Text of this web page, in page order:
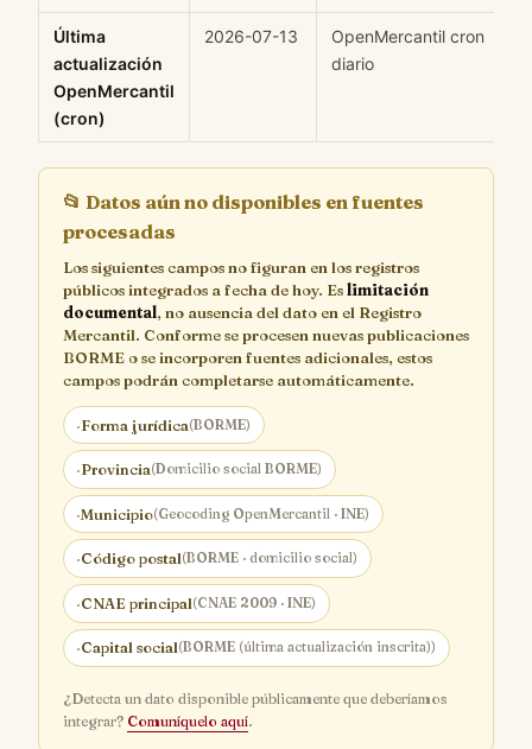
Última
actualización
OpenMercantil
(cron)
2026-07-13
OpenMercantil cron
diario
📂 Datos aún no disponibles en fuentes
procesadas
Los siguientes campos no figuran en los registros
públicos integrados a fecha de hoy. Eslimitación
documental, no ausencia del dato en el Registro
Mercantil. Conforme se procesen nuevas publicaciones
BORME o se incorporen fuentes adicionales, estos
campos podrán completarse automáticamente.
·Forma jurídica(BORME)
·Provincia(Domicilio social BORME)
·Municipio(Geocoding OpenMercantil · INE)
·Código postal(BORME · domicilio social)
·CNAE principal(CNAE 2009 · INE)
·Capital social(BORME (última actualización inscrita))
¿Detecta un dato disponible públicamente que deberíamos
integrar? Comuníquelo aquí.